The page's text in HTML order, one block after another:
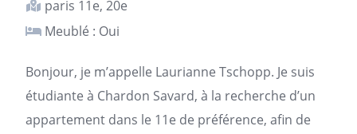
paris 11e, 20e
Meublé : Oui
Bonjour, je m’appelle Laurianne Tschopp. Je suis
étudiante à Chardon Savard, à la recherche d’un
appartement dans le 11e de préférence, afin de